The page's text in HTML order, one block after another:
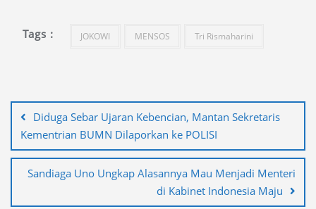
Tags : JOKOWI MENSOS Tri Rismaharini
posDiduga Sebar Ujaran Kebencian, Mantan Sekretaris
Kementrian BUMN Dilaporkan ke POLISI
Sandiaga Uno Ungkap Alasannya Mau Menjadi Menteri
di Kabinet Indonesia Maju